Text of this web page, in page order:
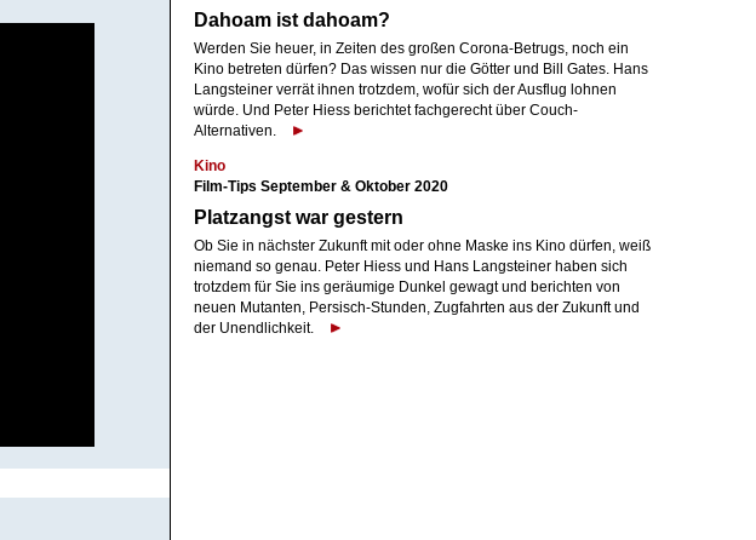
Dahoam ist dahoam?
Werden Sie heuer, in Zeiten des großen Corona-Betrugs, noch ein
Kino betreten dürfen? Das wissen nur die Götter und Bill Gates. Hans
Langsteiner verrät ihnen trotzdem, wofür sich der Ausflug lohnen
würde. Und Peter Hiess berichtet fachgerecht über Couch-
Alternativen.
Kino
Film-Tips September & Oktober 2020
Platzangst war gestern
Ob Sie in nächster Zukunft mit oder ohne Maske ins Kino dürfen, weiß
niemand so genau. Peter Hiess und Hans Langsteiner haben sich
trotzdem für Sie ins geräumige Dunkel gewagt und berichten von
neuen Mutanten, Persisch-Stunden, Zugfahrten aus der Zukunft und
der Unendlichkeit.